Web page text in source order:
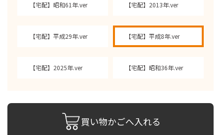
【宅配】昭和61年.ver 【宅配】2013年.ver
【宅配】平成29年.ver 【宅配】平成8年.ver
【宅配】2025年.ver 【宅配】昭和36年.ver
買い物かごへ入れる